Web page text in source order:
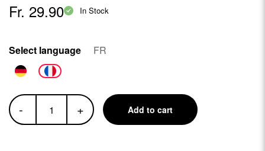
Fr. 29.90 In Stock
Select language FR
- + Add to cart